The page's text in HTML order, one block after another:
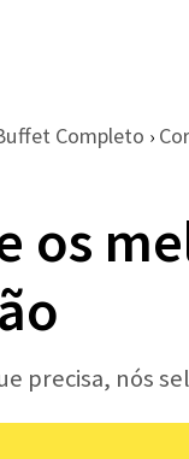
Completo ›
os
precisa, nós